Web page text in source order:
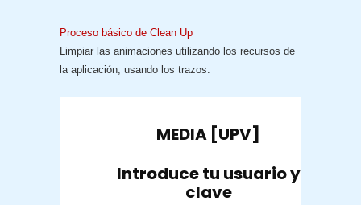
Proceso básico de Clean Up
Limpiar las animaciones utilizando los recursos de
la aplicación, usando los trazos.